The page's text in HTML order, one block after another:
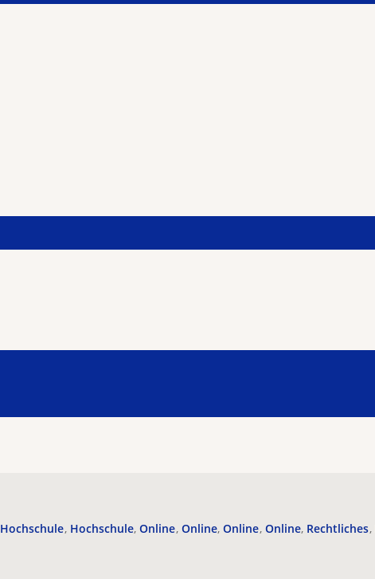
Hochschule Hochschule Online Online Online Online Rechtliches